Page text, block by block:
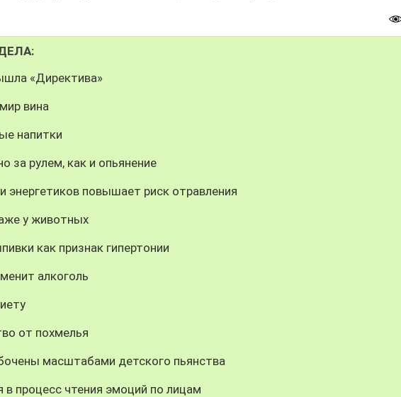
«Директива»
вина
напитки
за рулем, как и опьянение
энергетиков повышает риск отравления
у животных
как признак гипертонии
алкоголь
от похмелья
масштабами детского пьянства
процесс чтения эмоций по лицам